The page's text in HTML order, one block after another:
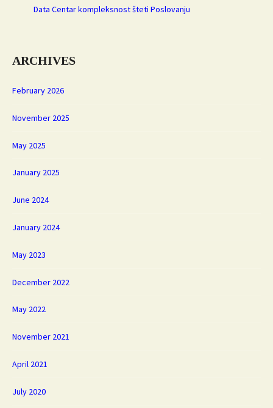
Data Centar kompleksnost šteti Poslovanju
ARCHIVES
February 2026
November 2025
May 2025
January 2025
June 2024
January 2024
May 2023
December 2022
May 2022
November 2021
April 2021
July 2020